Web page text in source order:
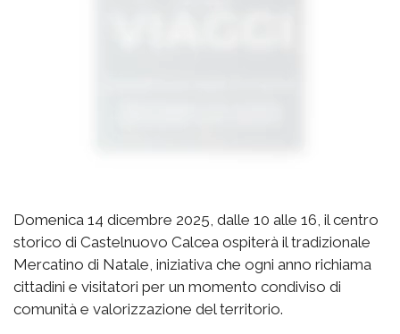
Domenica 14 dicembre 2025, dalle 10 alle 16, il centro
storico di Castelnuovo Calcea ospiterà il tradizionale
Mercatino di Natale, iniziativa che ogni anno richiama
cittadini e visitatori per un momento condiviso di
comunità e valorizzazione del territorio.